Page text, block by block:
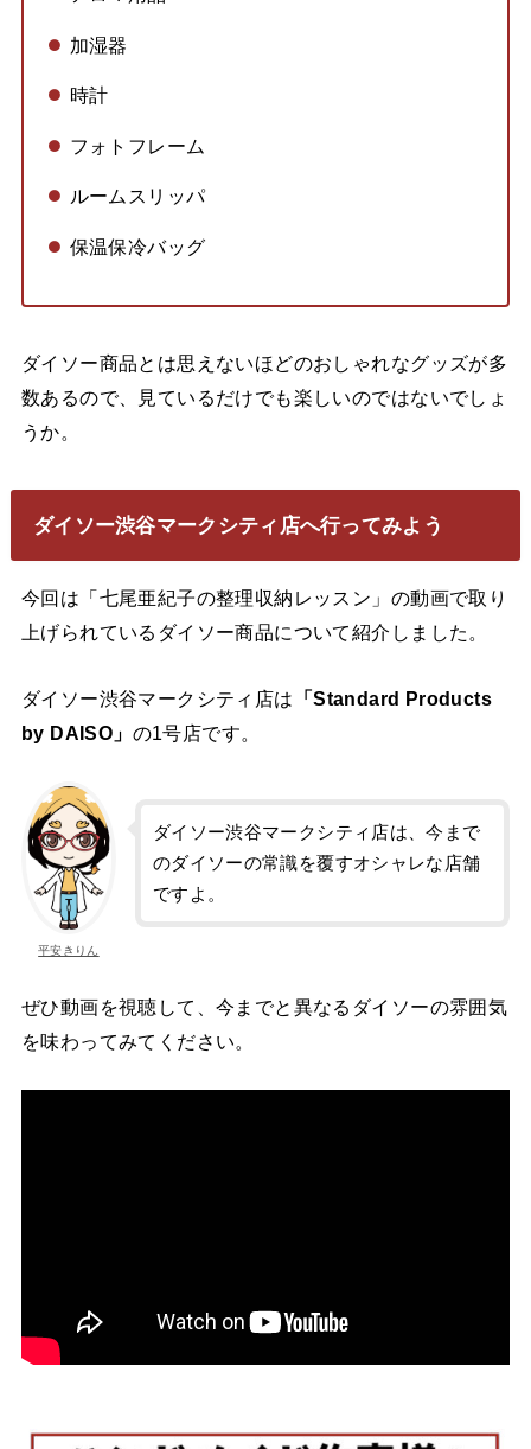
加湿器
時計
フォトフレーム
ルームスリッパ
保温保冷バッグ
ダイソー商品とは思えないほどのおしゃれなグッズが多
数あるので、見ているだけでも楽しいのではないでしょ
うか。
ダイソー渋谷マークシティ店へ行ってみよう
今回は「七尾亜紀子の整理収納レッスン」の動画で取り
上げられているダイソー商品について紹介しました。
ダイソー渋谷マークシティ店は 「Standard Products
by DAISO」 の1号店です。
平安きりん
ダイソー渋谷マークシティ店は、今まで
のダイソーの常識を覆すオシャレな店舗
ですよ。
ぜひ動画を視聴して、今までと異なるダイソーの雰囲気
を味わってみてください。